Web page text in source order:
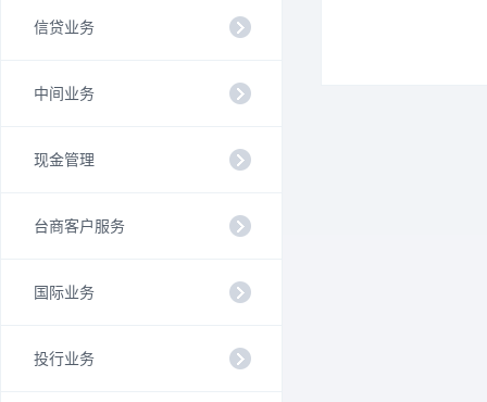
信贷业务
中间业务
现金管理
台商客户服务
国际业务
投行业务